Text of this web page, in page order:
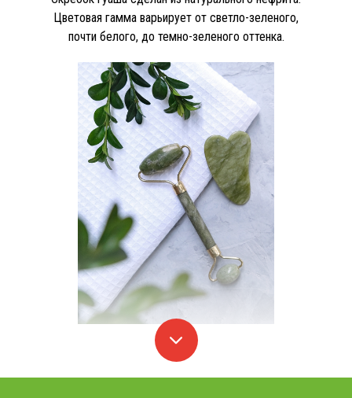
Цветовая гамма варьирует от светло-зеленого,
почти белого, до темно-зеленого оттенка.